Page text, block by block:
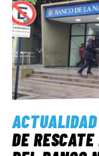
ACTUALIDAD
DE